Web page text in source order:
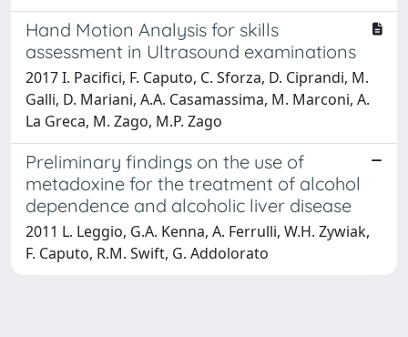
Hand Motion Analysis for skills
assessment in Ultrasound examinations
2017 I. Pacifici, F. Caputo, C. Sforza, D. Ciprandi, M.
Galli, D. Mariani, A.A. Casamassima, M. Marconi, A.
La Greca, M. Zago, M.P. Zago
Preliminary findings on the use of
metadoxine for the treatment of alcohol
dependence and alcoholic liver disease
2011 L. Leggio, G.A. Kenna, A. Ferrulli, W.H. Zywiak,
F. Caputo, R.M. Swift, G. Addolorato